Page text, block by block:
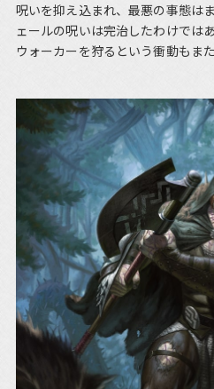
呪いを抑え込まれ、最悪の事態は
ェールの呪いは完治したわけでは
ウォーカーを狩るという衝動もま